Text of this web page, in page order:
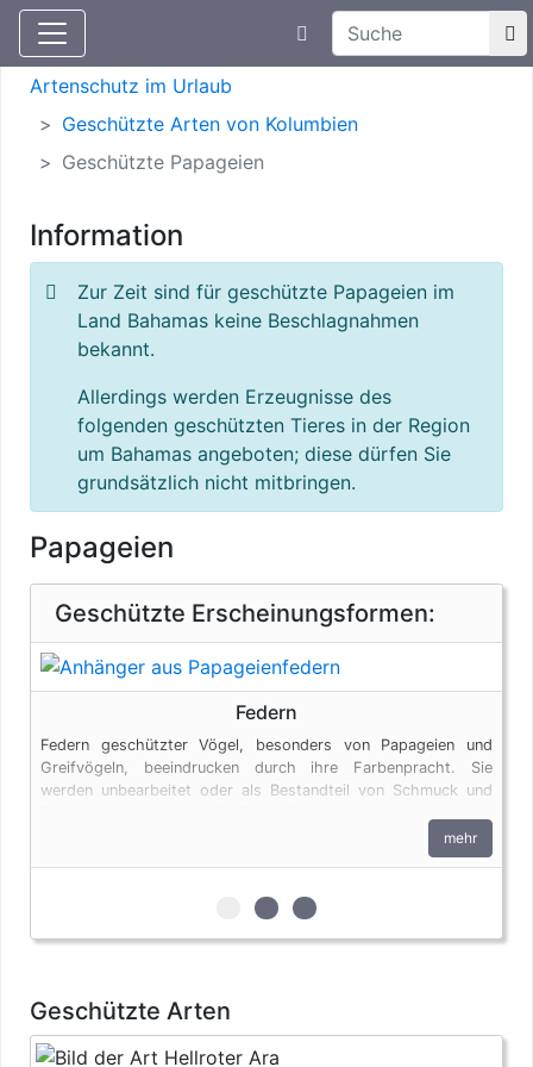
Aktuelle Meldungen
Suchtexteingabe
Artenschutz
Artenschutz im Urlaub
Geschützte Arten von Kolumbien
Geschützte Papageien
Information
Zur Zeit sind für geschützte Papageien im
Land Bahamas keine Beschlagnahmen
bekannt.
Allerdings werden Erzeugnisse des
folgenden geschützten Tieres in der Region
um Bahamas angeboten; diese dürfen Sie
grundsätzlich nicht mitbringen.
Papageien
Geschützte Erscheinungsformen:
Federn
Federn geschützter Vögel, besonders von Papageien und
Greifvögeln, beeindrucken durch ihre Farbenpracht. Sie
werden unbearbeitet oder als Bestandteil von Schmuck und
Federn unterliegen den artenschutzrechtlichen Bestimmungen.
mehr
zur 1. geschützten
zur 2. geschützten
zur 3. geschützten
Geschützte Arten